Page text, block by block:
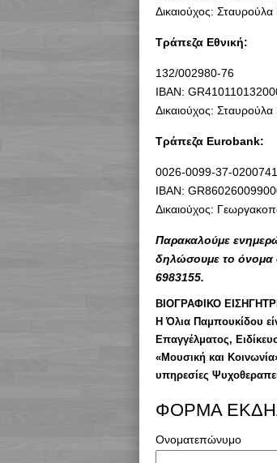
Δικαιούχος:
Τράπεζα Εθνική:
132/002980-76
ΙΒΑΝ:
Δικαιούχος:
Τράπεζα Eurobank:
0026-0099-37-
IBAN:
Δικαιούχος:
Παρακαλούμε
δηλώσουμε το όνομα
6983155.
ΒΙΟΓΡΑΦΙΚΟ
Η Όλια Παμπουκίδου
Επαγγέλματος,
«Μουσική και
υπηρεσίες
ΦΟΡΜΑ
Ονοματεπώνυμο